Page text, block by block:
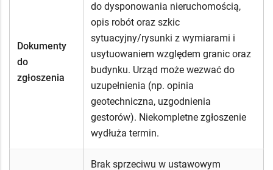
Dokumenty
do
zgłoszenia
do dysponowania nieruchomością,
opis robót oraz szkic
sytuacyjny/rysunki z wymiarami i
usytuowaniem względem granic oraz
budynku. Urząd może wezwać do
uzupełnienia (np. opinia
geotechniczna, uzgodnienia
gestorów). Niekompletne zgłoszenie
wydłuża termin.
Brak sprzeciwu w ustawowym